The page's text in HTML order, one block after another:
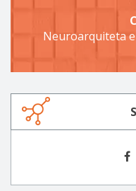
Neuroarquiteta e